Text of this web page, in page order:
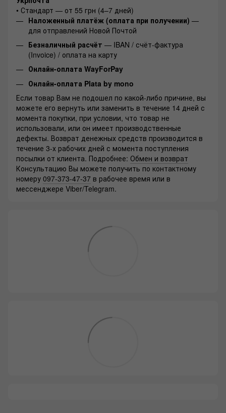
• Стандарт — от 55 грн (4–7 дней)
Наложенный платёж (оплата при получении) —
для отправлений Новой Почтой
Безналичный расчёт — IBAN / счёт-фактура
(Invoice) / оплата на карту
Онлайн-оплата WayForPay
Онлайн-оплата Plata by mono
Если товар Вам не подошел по какой-либо причине, вы
можете его вернуть или заменить в течение 14 дней с
момента покупки, при условии, что товар не
использовали, или он имеет производственные
дефекты. Возврат денежных средств производится в
течение 3-х рабочих дней с момента поступления
посылки от клиента. Подробнее: Обмен и возврат
Консультацию Вы можете получить по контактному
номеру 097-373-47-37 в рабочее время или в
мессенджере Viber/Telegram.